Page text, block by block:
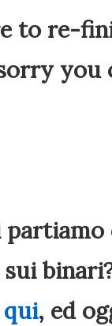
to re-
you
qui, ed